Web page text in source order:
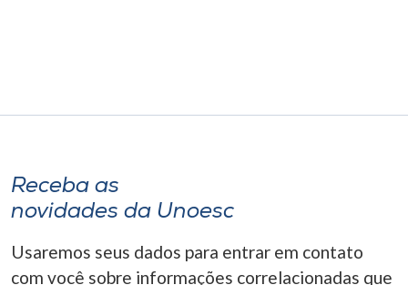
A+
Receba as
novidades da Unoesc
Usaremos seus dados para entrar em contato
com você sobre informações correlacionadas que